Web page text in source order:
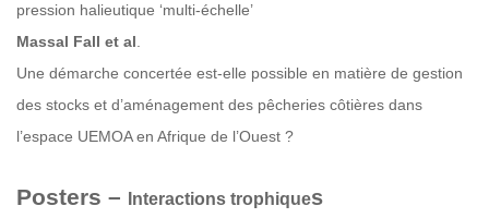
pression halieutique ‘multi-échelle’
Massal Fall et al
Une démarche concertée est-elle possible en matière de gestion
des stocks et d’aménagement des pêcheries côtières dans
l’espace UEMOA en Afrique de l’Ouest ?
Posters – Interactions trophiques